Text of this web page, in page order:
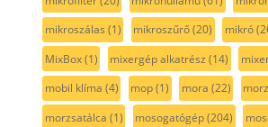
mikroszálas (1) mikroszűrő(20) mikró
MixBox(1) mixergép alkatrész (14)
mobil klíma (4) mop(1) mora (22)
morzsatálca (1) mosogatógép(204)